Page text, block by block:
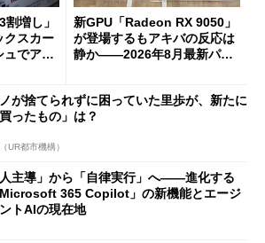
割増し」
スカー
ュでアキ
新GPU「Radeon RX 9050」
が登場するもアキバの反応は
静か――2026年8月最新パー
が捨てられずに困っていた里歩が、新たに
買ったもの」は？
UR都市機構）
人主導」から「自律実行」へ――進化する
Microsoft 365 Copilot」の新機能とエージ
トAIの現在地